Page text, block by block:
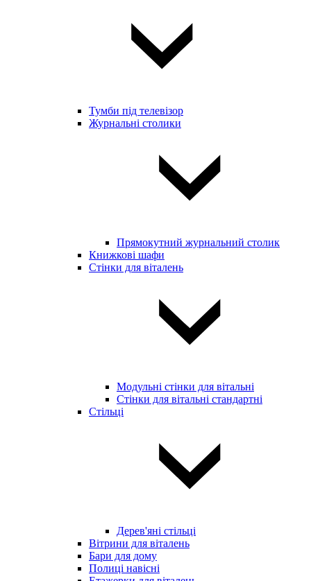
Тумби під телевізор
Журнальні столики
Прямокутний журнальний столик
Книжкові шафи
Стінки для віталень
Модульні стінки для вітальні
Стінки для вітальні стандартні
Стільці
Дерев'яні стільці
Вітрини для віталень
Бари для дому
Полиці навісні